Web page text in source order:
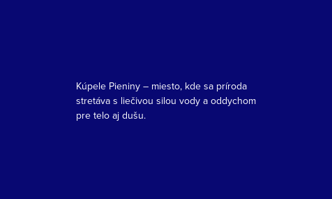
Kúpele Pieniny – miesto, kde sa príroda
stretáva s liečivou silou vody a oddychom
pre telo aj dušu.